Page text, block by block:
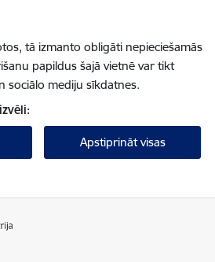
tā izmanto obligāti nepieciešamās
papildus šajā vietnē var tikt
sociālo mediju sīkdatnes.
Apstiprināt visas